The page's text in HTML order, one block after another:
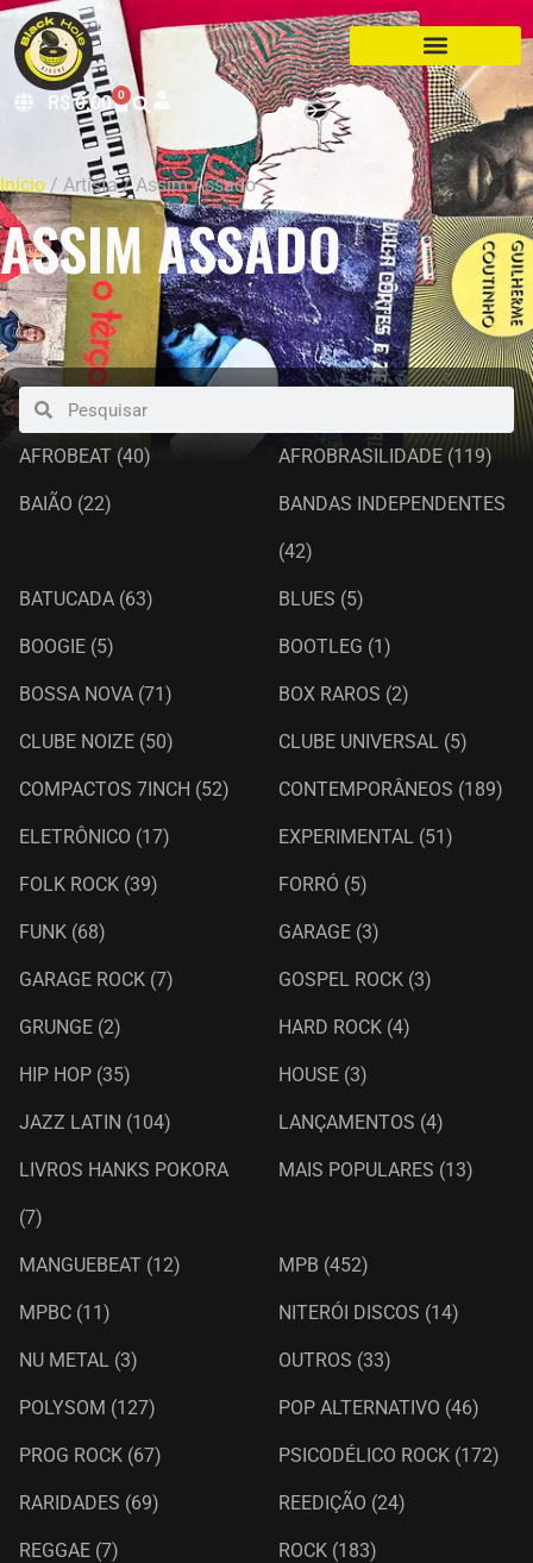
R$0,00 0
Início / Artista / Assim Assado
ASSIM ASSADO
AFROBEAT (40) AFROBRASILIDADE (119)
BAIÃO (22) BANDAS INDEPENDENTES
(42)
BATUCADA (63) BLUES (5)
BOOGIE (5) BOOTLEG (1)
BOSSA NOVA (71) BOX RAROS (2)
CLUBE NOIZE (50) CLUBE UNIVERSAL (5)
COMPACTOS 7INCH (52) CONTEMPORÂNEOS (189)
ELETRÔNICO (17) EXPERIMENTAL (51)
FOLK ROCK (39) FORRÓ (5)
FUNK (68) GARAGE (3)
GARAGE ROCK (7) GOSPEL ROCK (3)
GRUNGE (2) HARD ROCK (4)
HIP HOP (35) HOUSE (3)
JAZZ LATIN (104) LANÇAMENTOS (4)
LIVROS HANKS POKORA
(7)
MAIS POPULARES (13)
MANGUEBEAT (12) MPB (452)
MPBC (11) NITERÓI DISCOS (14)
NU METAL (3) OUTROS (33)
POLYSOM (127) POP ALTERNATIVO (46)
PROG ROCK (67) PSICODÉLICO ROCK (172)
RARIDADES (69) REEDIÇÃO (24)
REGGAE (7) ROCK (183)